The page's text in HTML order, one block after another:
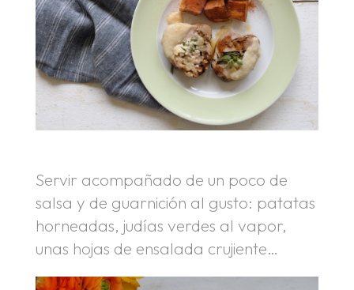
Servir acompañado de un poco de
salsa y de guarnición al gusto: patatas
horneadas, judías verdes al vapor,
unas hojas de ensalada crujiente…